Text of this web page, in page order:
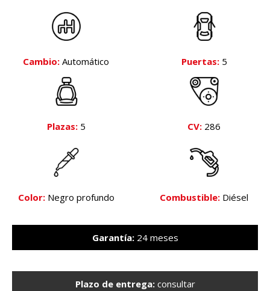
Cambio: Automático Puertas:5
Plazas:5 CV: 286
Color:Negro profundo Combustible: Diésel
Garantía:24 meses
Plazo de entrega:consultar